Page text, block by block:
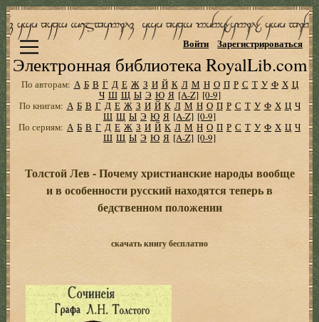
Электронная библиотека RoyalLib.com
Войти Зарегистрироваться
По авторам: А Б В Г Д Е Ж З И Й К Л М Н О П Р С Т У Ф Х Ц
Ч Ш Щ Ы Э Ю Я [A-Z] [0-9]
По книгам: А Б В Г Д Е Ж З И Й К Л М Н О П Р С Т У Ф Х Ц Ч
Ш Щ Ы Э Ю Я [A-Z] [0-9]
По сериям: А Б В Г Д Е Ж З И Й К Л М Н О П Р С Т У Ф Х Ц Ч
Ш Щ Ы Э Ю Я [A-Z] [0-9]
Толстой Лев - Почему христианские народы вообще
и в особенности русский находятся теперь в
бедственном положении
скачать книгу бесплатно